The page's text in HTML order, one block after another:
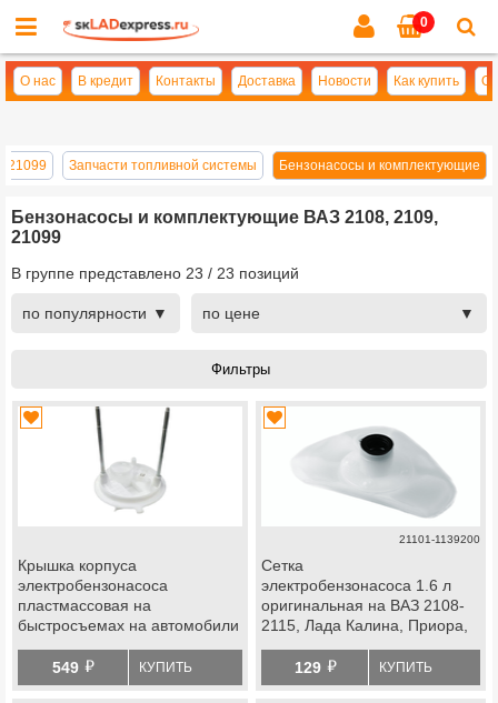
0
О нас В кредит Контакты Доставка Новости Как купить
21099 Запчасти топливной системы Бензонасосы и комплектующие
Бензонасосы и комплектующие ВАЗ 2108, 2109,
21099
В группе представлено 23 / 23 позиций
по популярности по цене
Крышка корпуса
электробензонасоса
пластмассовая на
быстросъемах на автомобили
549 й КУПИТЬ
21101-1139200
Сетка
электробензонасоса 1.6 л
оригинальная на ВАЗ 2108-
2115, Лада Калина, Приора,
Нива129 й КУПИТЬ